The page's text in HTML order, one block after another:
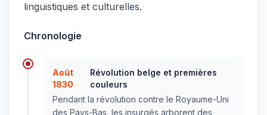
linguistiques et culturelles.
Chronologie
Août
1830
Révolution belge et premières
couleurs
Pendant la révolution contre le Royaume-Uni
des Pays-Bas, les insurgés arborent des